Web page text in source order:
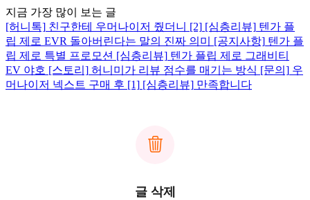
지금 가장 많이 보는 글
[허니톡] 친구한테 우머나이저 줬더니 [2] [심층리뷰] 텐가 플
립 제로 EVR 돌아버린다는 말의 진짜 의미
[공지사항] 텐가 플
립 제로 특별 프로모션 [심층리뷰] 텐가 플립 제로 그래비티
EV 야호 [스토리] 허니미가 리뷰 점수를 매기는 방식 [문의] 우
머나이저 넥스트 구매 후 [1] [심층리뷰] 만족합니다
글 삭제